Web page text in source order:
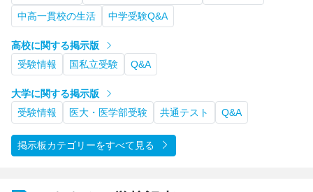
中高一貫校の生活
中学受験Q&A
高校に関する掲示版
受験情報
国私立受験 Q&A
大学に関する掲示版
受験情報
医大・医学部受験 共通テスト Q&A
掲示板カテゴリーをすべて見る